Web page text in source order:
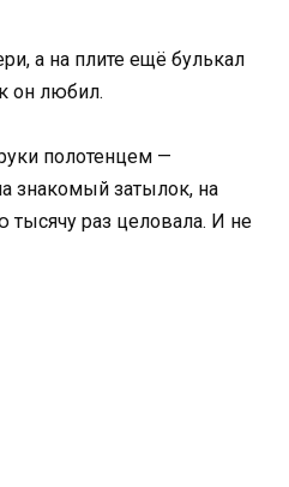
а на плите ещё булькал
он любил.
полотенцем —
знакомый затылок, на
тысячу раз целовала. И не